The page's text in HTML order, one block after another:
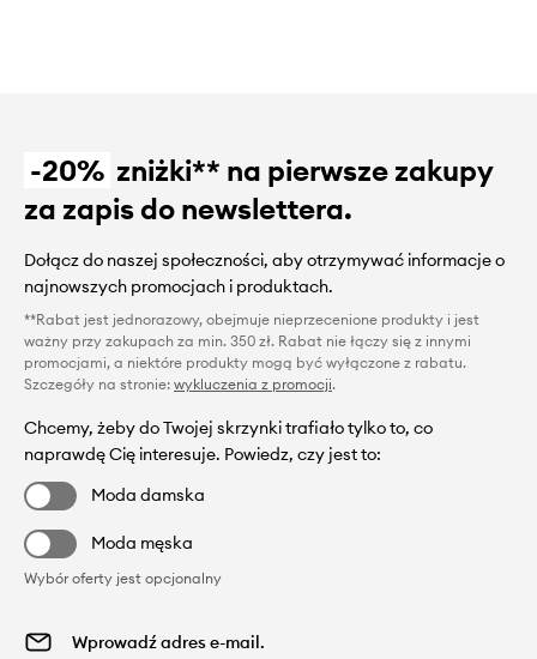
-20% zniżki** na pierwsze zakupy
za zapis do newslettera.
Dołącz do naszej społeczności, aby otrzymywać informacje o
najnowszych promocjach i produktach.
**Rabat jest jednorazowy, obejmuje nieprzecenione produkty i jest
ważny przy zakupach za min. 350 zł. Rabat nie łączy się z innymi
promocjami, a niektóre produkty mogą być wyłączone z rabatu.
Szczegóły na stronie: wykluczenia z promocji.
Chcemy, żeby do Twojej skrzynki trafiało tylko to, co
naprawdę Cię interesuje. Powiedz, czy jest to:
Moda damska
Moda męska
Wybór oferty jest opcjonalny